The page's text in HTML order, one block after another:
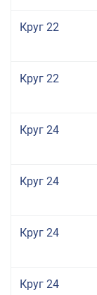
Круг 22
Круг 22
Круг 24
Круг 24
Круг 24
Круг 24